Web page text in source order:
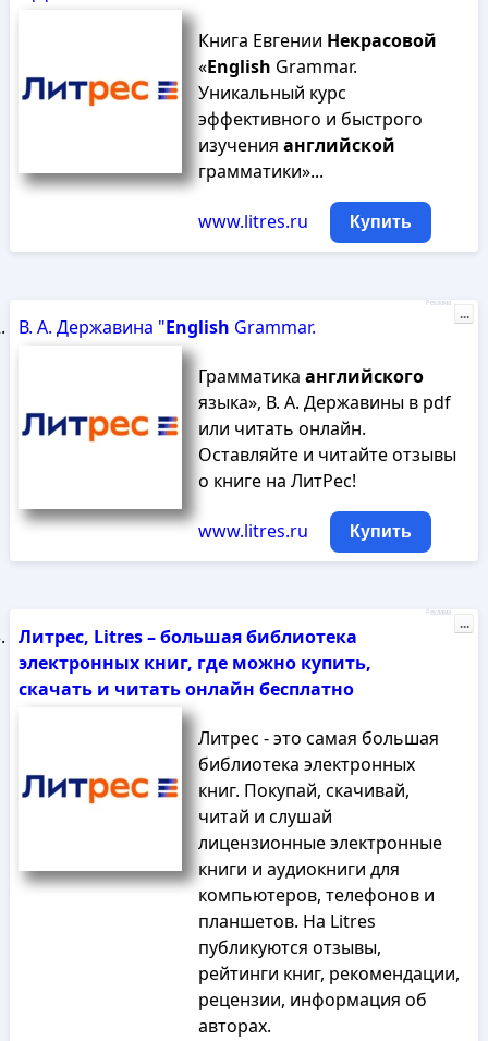
Книга Евгении Некрасовой
«English Grammar.
Уникальный курс
эффективного и быстрого
изучения английской
грамматики»...
www.litres.ru Купить
В. А. Державина "English Grammar.
Грамматика английского
языка», В. А. Державины в pdf
или читать онлайн.
Оставляйте и читайте отзывы
о книге на ЛитРес!
www.litres.ru Купить
Реклама
...
Литрес, Litres – большая библиотека
электронных книг, где можно купить,
скачать и читать онлайн бесплатно
Литрес - это самая большая
библиотека электронных
книг. Покупай, скачивай,
читай и слушай
лицензионные электронные
книги и аудиокниги для
компьютеров, телефонов и
планшетов. На Litres
публикуются отзывы,
рейтинги книг, рекомендации,
рецензии, информация об
авторах.
Реклама
...